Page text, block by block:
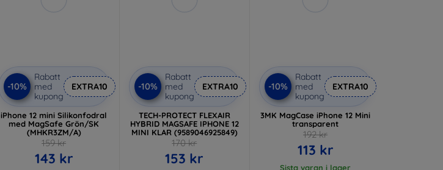
-10%
Rabatt
med
kupong
EXTRA10
iPhone 12 mini Silikonfodral
med MagSafe Grön/SK
(MHKR3ZM/A)
159 kr
143 kr
-10%
Rabatt
med
kupong
EXTRA10
TECH-PROTECT FLEXAIR
HYBRID MAGSAFE IPHONE 12
MINI KLAR (9589046925849)
170 kr
153 kr
-10%
Rabatt
med
kupong
EXTRA10
3MK MagCase iPhone 12 Mini
transparent
192 kr
113 kr
Sista varan i lager